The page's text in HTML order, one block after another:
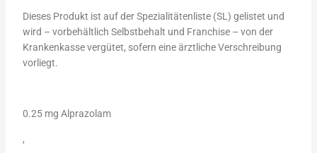
Dieses Produkt ist auf der Spezialitätenliste (SL) gelistet und
wird – vorbehältlich Selbstbehalt und Franchise – von der
Krankenkasse vergütet, sofern eine ärztliche Verschreibung
vorliegt.
0.25 mg Alprazolam
,